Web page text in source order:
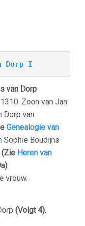
Dorp I
van Dorp
Zoon van Jan
Dorp van
Genealogie van
Sophie Boudijns
(Zie Heren van
.
vrouw.
(Volgt 4).